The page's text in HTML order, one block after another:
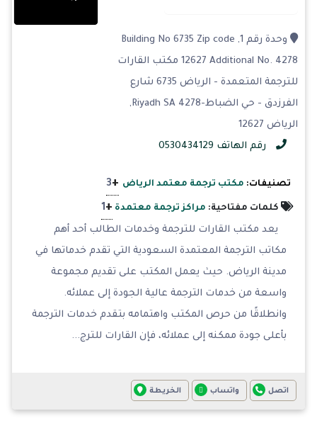
وحدة رقم 1, Building No 6735 Zip code
12627 Additional No. 4278 مكتب القارات
للترجمة المتعمدة - الرياض 6735 شارع
الفرزدق - حي الضباط-4278 Riyadh SA,
الرياض 12627
رقم الهاتف 0530434129
تصنيفات: مكتب ترجمة معتمد الرياض +
3
كلمات مفتاحية: مراكز ترجمة معتمدة +
1
يعد مكتب القارات للترجمة وخدمات الطالب أحد أهم
مكاتب الترجمة المعتمدة السعودية التي تقدم خدماتها في
مدينة الرياض. حيث يعمل المكتب على تقديم مجموعة
واسعة من خدمات الترجمة عالية الجودة إلى عملائه.
وانطلاقًا من حرص المكتب واهتمامه بتقدم خدمات الترجمة
بأعلى جودة ممكنه إلى عملائه، فإن القارات للترج...
اتصل واتساب الخريطة